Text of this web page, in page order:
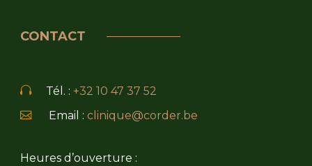
CONTACT
Tél. : +32 10 47 37 52
Email : clinique@corder.be
Heures d’ouverture :